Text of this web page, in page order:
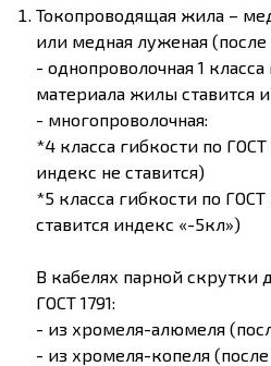
Токопроводящая жила –
или медная луженая
- однопроволочная 1
материала жилы ставится
- многопроволочная:
*4 класса гибкости по
индекс не ставится)
*5 класса гибкости по
ставится индекс «-5кл»)
В кабелях парной скрутки
ГОСТ 1791:
- из хромеля-алюмеля
- из хромеля-копеля